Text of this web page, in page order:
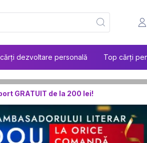
dezvoltare personală Top cărți
GRATUIT de la 200 lei!